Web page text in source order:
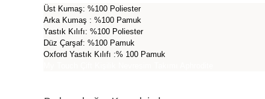
Üst Kumaş: %100 Poliester
Arka Kumaş : %100 Pamuk
Yastık Kılıfı: %100 Poliester
Düz Çarşaf: %100 Pamuk
Oxford Yastık Kılıfı :% 100 Pamuk